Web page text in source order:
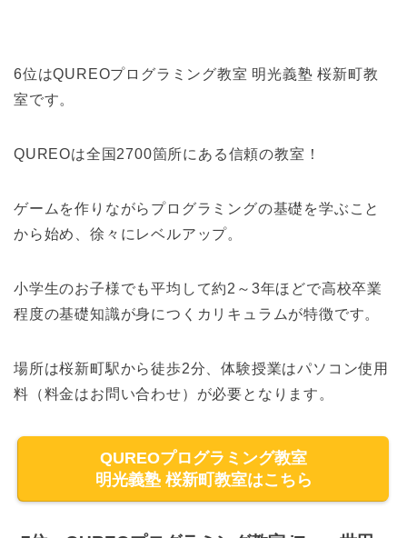
6位はQUREOプログラミング教室 明光義塾 桜新町教
室です。
QUREOは全国2700箇所にある信頼の教室！
ゲームを作りながらプログラミングの基礎を学ぶこと
から始め、徐々にレベルアップ。
小学生のお子様でも平均して約2～3年ほどで高校卒業
程度の基礎知識が身につくカリキュラムが特徴です。
場所は桜新町駅から徒歩2分、体験授業はパソコン使用
料（料金はお問い合わせ）が必要となります。
QUREOプログラミング教室
明光義塾 桜新町教室はこちら